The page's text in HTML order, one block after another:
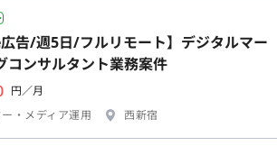
広告/週5日/フルリモート】デジタルマー
コンサルタント業務案件
円／月
・メディア運用
西新宿